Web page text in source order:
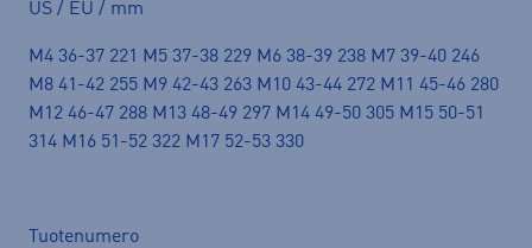
US / EU / mm
M4 36-37 221 M5 37-38 229 M6 38-39 238 M7 39-40 246
M8 41-42 255 M9 42-43 263 M10 43-44 272 M11 45-46 280
M12 46-47 288 M13 48-49 297 M14 49-50 305 M15 50-51
314 M16 51-52 322 M17 52-53 330
Tuotenumero